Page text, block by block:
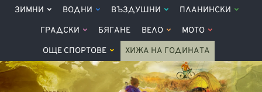
ЗИМНИ ВОДНИ ВЪЗДУШНИ ПЛАНИНСКИ
ГРАДСКИ БЯГАНЕ ВЕЛО МОТО
ОЩЕ СПОРТОВЕ ХИЖА НА ГОДИНАТА